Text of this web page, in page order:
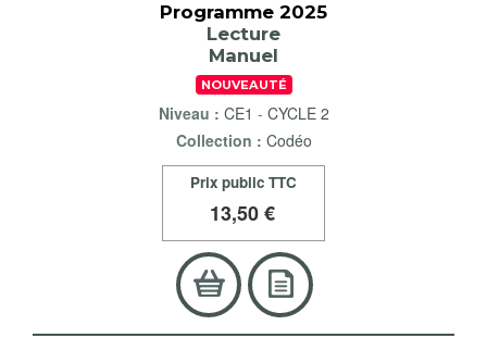
Programme 2025
Lecture
Manuel
NOUVEAUTÉ
Niveau : CE1 - CYCLE 2
Collection : Codéo
Prix public TTC
13,50 €